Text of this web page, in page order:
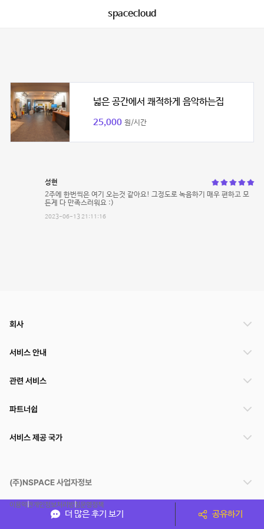
spacecloud
넓은 공간에서 쾌적하게 음악하는집
25,000 원/시간
성현
2주에 한번씩은 여기 오는것 같아요! 그정도로 녹음하기 매우 편하고 모
든게 다 만족스러워요 :)
2023-06-13 21:11:16
더 많은 후기 보기 공유하기
회사
서비스 안내
관련 서비스
파트너쉽
서비스 제공 국가
(주)NSPACE 사업자정보
이용약관개인정보처리방침운영정책
스페이스클라우드는 통신판매중개자이며 통신판매의 당사자가 아닙니다. 따라서 스페이스클